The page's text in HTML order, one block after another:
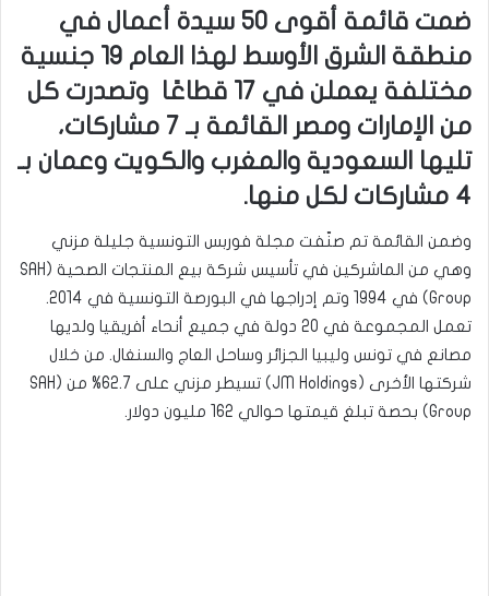
ضمت قائمة أقوى 50 سيدة أعمال في
منطقة الشرق الأوسط لهذا العام 19 جنسية
مختلفة يعملن في 17 قطاعًا وتصدرت كل
من الإمارات ومصر القائمة بـ 7 مشاركات،
تليها السعودية والمغرب والكويت وعمان بـ
4 مشاركات لكل منها.
وضمن القائمة تم صنّفت مجلة فوربس التونسية جليلة مزني
وهي من الماشركين في تأسيس شركة بيع المنتجات الصحية (SAH
Group) في 1994 وتم إدراجها في البورصة التونسية في 2014.
تعمل المجموعة في 20 دولة في جميع أنحاء أفريقيا ولديها
مصانع في تونس وليبيا الجزائر وساحل العاج والسنغال. من خلال
شركتها الأخرى (JM Holdings) تسيطر مزني على 62.7% من (SAH
Group) بحصة تبلغ قيمتها حوالي 162 مليون دولار.